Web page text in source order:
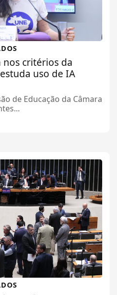
critérios da
uso de IA
de Educação da Câmara